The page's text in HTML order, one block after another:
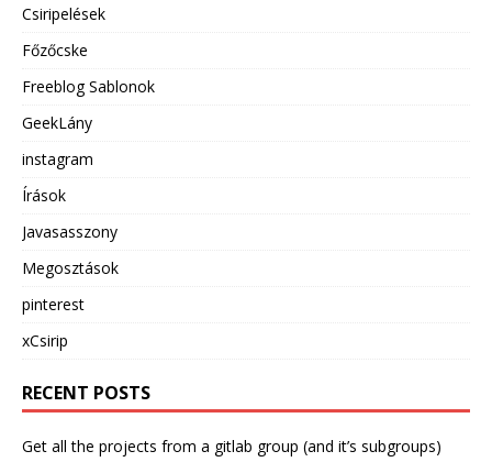
Csiripelések
Főzőcske
Freeblog Sablonok
GeekLány
instagram
Írások
Javasasszony
Megosztások
pinterest
xCsirip
RECENT POSTS
Get all the projects from a gitlab group (and it’s subgroups)